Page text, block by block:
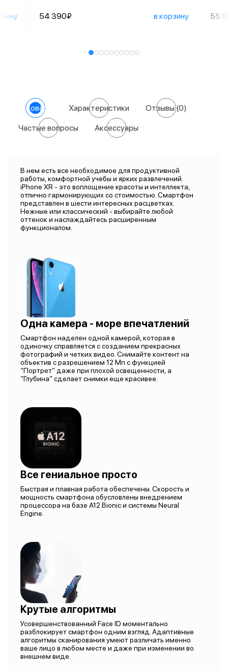
54 390₽ в корзину 55
О товаре Характеристики Отзывы(0)
Частые вопросы Аксессуары
В нем есть все необходимое для продуктивной
работы, комфортной учебы и ярких развлечений.
iPhone XR - это воплощение красоты и интеллекта,
отлично гармонирующих со стоимостью. Смартфон
представлен в шести интересных расцветках.
Нежные или классический - выбирайте любой
оттенок и наслаждайтесь расширенным
функционалом.
Одна камера - море впечатлений
Смартфон наделен одной камерой, которая в
одиночку справляется с созданием прекрасных
фотографий и четких видео. Снимайте контент на
объектив с разрешением 12 Мп с функцией
“Портрет” даже при плохой освещенности, а
“Глубина” сделает снимки еще красивее.
Все гениальное просто
Быстрая и плавная работа обеспечены. Скорость и
мощность смартфона обусловлены внедрением
процессора на базе A12 Bionic и системы Neural
Engine.
Крутые алгоритмы
Усовершенствованный Face ID моментально
разблокирует смартфон одним взгляд. Адаптивные
алгоритмы сканирования умеют различать именно
ваше лицо в любом месте и даже при изменении во
внешнем виде.